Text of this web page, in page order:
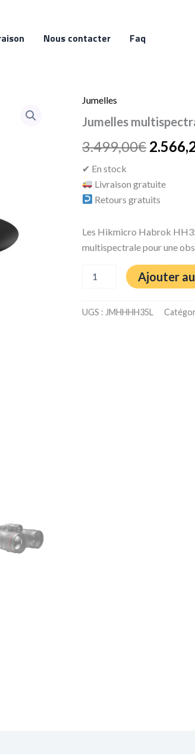
Nous contacter Faq
Jumelles
Jumelles
3.499,00€
prix
initial
✔ En stock
Livraison gratuite
Retours gratuits
Les Hikmicro Habrok
multispectrale pour une
quantité
Jumelles
Hikmicro
HH35L
850nm
Ajouter
UGS : JMHHHH35L